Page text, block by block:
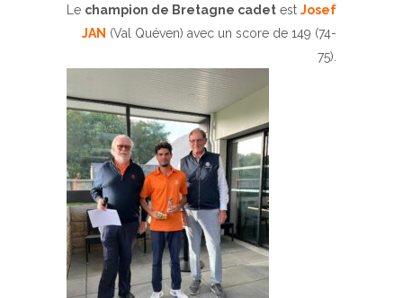
Le champion de Bretagne cadet est Josef
JAN (Val Quéven) avec un score de 149 (74-
75).